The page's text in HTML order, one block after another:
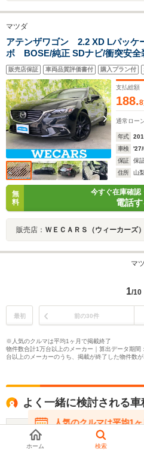
マツダ
アテンザワゴン 2.2 XD Lパッケ
ボ BOSE/純正 SDナビ/衝突安全
線逸脱防止支援システム/シート
LED/USBジャック/ETC/EBD付
販売店保証 車両品質評価書付 購入プラン付
支払総額
188.8
通常ロー
年式
車検
保証
保
住所
山
無
料
今すぐ在庫確認
電話
販売店： ＷＥＣＡＲＳ（ウィーカーズ
マ
1/10
最初 前の30件
※人気のクルマは平均1ヶ月で掲載終了
物件数合計1万台以上のメーカー｜算出データ期
台以上のメーカーのうち、掲載が終了した物件数
よく一緒に検討される
アテンザスポーツ
人気のクルマは平均1
在庫が無くなる前にお問い
ホーム 検索